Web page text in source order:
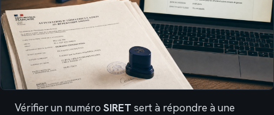
Vérifier un numéro SIRET sert à répondre à une